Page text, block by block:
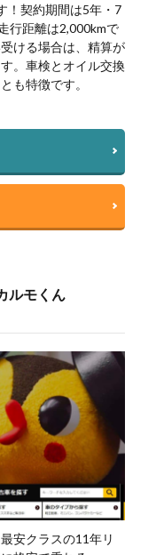
！契約期間は5年・7
行距離は2,000kmで
ける場合は、精算が
。車検とオイル交換
も特徴です。
ルモくん
安クラスの11年リ